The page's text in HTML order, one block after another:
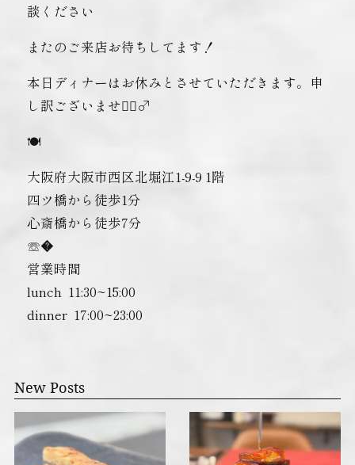
談ください
またのご来店お待ちしてます！
︎本日ディナーはお休みとさせていただきます。申
し訳ございません🏼‍♂️
🍽
大阪府大阪市西区北堀江1-9-9 1階
四ツ橋から徒歩1分
心斎橋から徒歩7分
☏�
営業時間
lunch ︎ 11:30~15:00
dinner ︎ 17:00~23:00
New Posts